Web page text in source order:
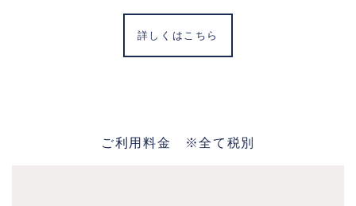
詳しくはこちら
ご利用料金 ※全て税別